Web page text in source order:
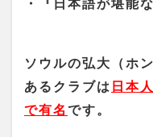
ソウルの弘大（ホ
あるクラブは 日本
で有名 です。